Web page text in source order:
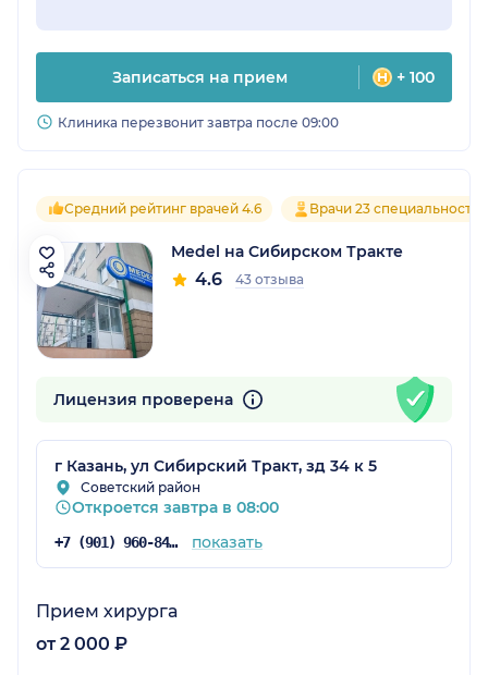
Записаться на прием + 100
Клиника перезвонит завтра после 09:00
Средний рейтинг врачей 4.6 Врачи 23 специальностей
Medel на Сибирском Тракте
4.6 43 отзыва
Лицензия проверена
г Казань, ул Сибирский Тракт, зд 34 к 5
Советский район
Откроется завтра в 08:00
+7 (901) 960-84-71 показать
Прием хирурга
от 2 000 ₽